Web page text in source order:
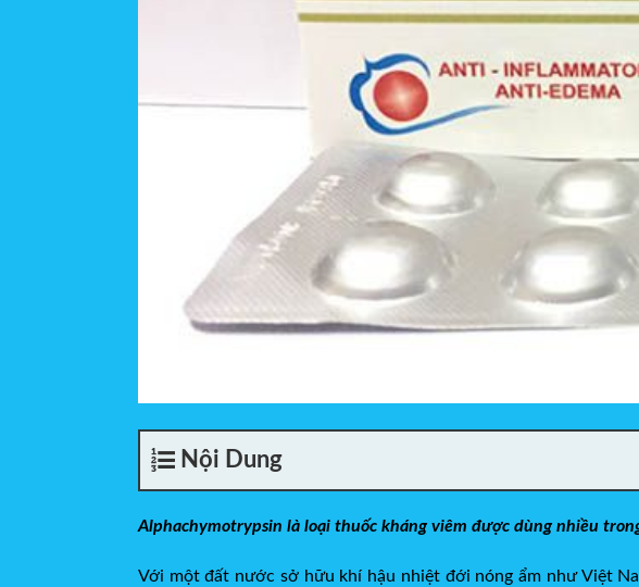
Nội Dung
Alphachymotrypsin là loại thuốc kháng viêm được dùng nhiều
Với một đất nước sở hữu khí hậu nhiệt đới nóng ẩm như Việt